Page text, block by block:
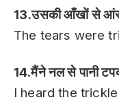
13.उसकी आँखों से
The tears were
14.मैंने नल से पानी
I heard the